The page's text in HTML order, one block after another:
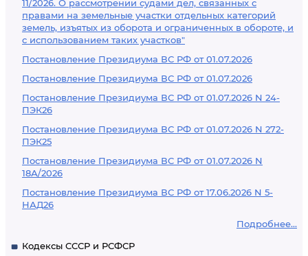
11/2026. О рассмотрении судами дел, связанных с
правами на земельные участки отдельных категорий
земель, изъятых из оборота и ограниченных в обороте, и
с использованием таких участков"
Постановление Президиума ВС РФ от 01.07.2026
Постановление Президиума ВС РФ от 01.07.2026
Постановление Президиума ВС РФ от 01.07.2026 N 24-
ПЭК26
Постановление Президиума ВС РФ от 01.07.2026 N 272-
ПЭК25
Постановление Президиума ВС РФ от 01.07.2026 N
18А/2026
Постановление Президиума ВС РФ от 17.06.2026 N 5-
НАД26
Подробнее...
Кодексы СССР и РСФСР